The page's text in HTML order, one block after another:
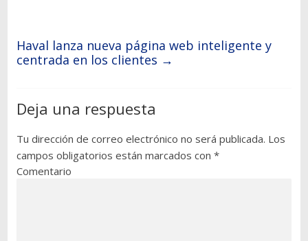
Haval lanza nueva página web inteligente y
centrada en los clientes →
Deja una respuesta
Tu dirección de correo electrónico no será publicada. Los
campos obligatorios están marcados con *
Comentario